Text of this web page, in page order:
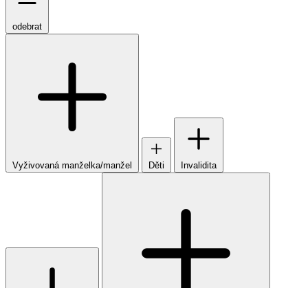
odebrat
Vyživovaná manželka/manžel Děti Invalidita